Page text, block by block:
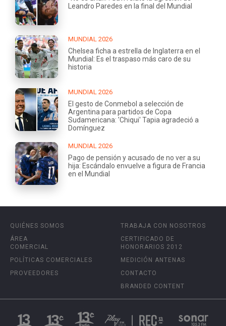
Leandro Paredes en la final del Mundial
MUNDIAL 2026
Chelsea ficha a estrella de Inglaterra en el
Mundial: Es el traspaso más caro de su
historia
MUNDIAL 2026
El gesto de Conmebol a selección de
Argentina para partidos de Copa
Sudamericana: 'Chiqui' Tapia agradeció a
Domínguez
MUNDIAL 2026
Pago de pensión y acusado de no ver a su
hija: Escándalo envuelve a figura de Francia
en el Mundial
QUIÉNES SOMOS
ÁREA
COMERCIAL
POLÍTICAS COMERCIALES
PROVEEDORES
TRABAJA CON NOSOTROS
CERTIFICADO DE
HONORARIOS 2012
MEDICIÓN ANTENAS
CONTACTO
BRANDED CONTENT